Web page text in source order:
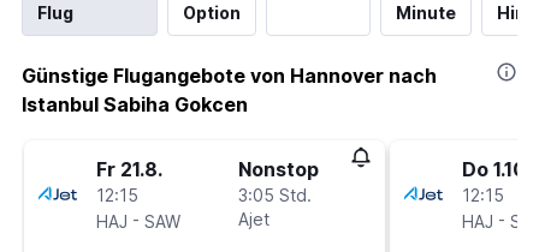
Flug
Option
Minute
Günstige Flugangebote von Hannover nach
Istanbul Sabiha Gokcen
Fr 21.8.
12:15
HAJ - SAW
Nonstop
3:05 Std.
Ajet
Do 1.10.
12:15
HAJ -